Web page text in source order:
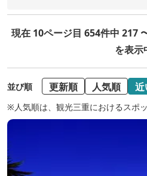
現在 10ページ目 654件中 217
を表示
並び順 更新順 人気順 近
※人気順は、観光三重におけるスポ